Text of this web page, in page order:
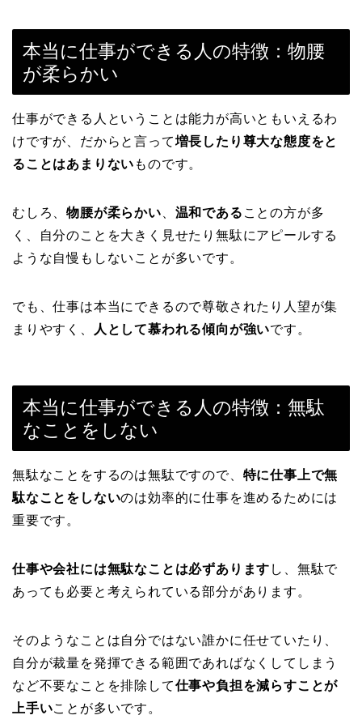
本当に仕事ができる人の特徴：物腰
が柔らかい
仕事ができる人ということは能力が高いともいえるわ
けですが、だからと言って増長したり尊大な態度をと
ることはあまりない ものです。
むしろ、物腰が柔らかい 温和である ことの方が多
く、自分のことを大きく見せたり無駄にアピールする
ような自慢もしないことが多いです。
でも、仕事は本当にできるので尊敬されたり人望が集
まりやすく、
人として慕われる傾向が強いです。
本当に仕事ができる人の特徴：無駄
なことをしない
無駄なことをするのは無駄ですので、 特に仕事上で無
駄なことをしないのは効率的に仕事を進めるためには
重要です。
仕事や会社には無駄なことは必ずあります し、無駄で
あっても必要と考えられている部分があります。
そのようなことは自分ではない誰かに任せていたり、
自分が裁量を発揮できる範囲であればなくしてしまう
など不要なことを排除して仕事や負担を減らすことが
上手いことが多いです。